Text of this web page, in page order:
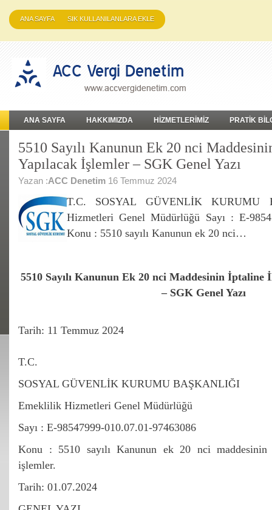
ANA SAYFA SIK KULLANILANLARA EKLE
ANA SAYFA HAKKIMIZDA HİZMETLERİMİZ PRATİK
5510 Sayılı Kanunun Ek 20 nci
Yapılacak İşlemler – SGK Genel Yazı
Yazan :ACC Denetim 16 Temmuz 2024
T.C. SOSYAL GÜVENLİK KURUMU
Hizmetleri Genel Müdürlüğü Sayı : E-
Konu : 5510 sayılı Kanunun ek 20 nci…
5510 Sayılı Kanunun Ek 20 nci Maddesinin İptaline
– SGK Genel Yazı
Tarih: 11 Temmuz 2024
T.C.
SOSYAL GÜVENLİK KURUMU BAŞKANLIĞI
Emeklilik Hizmetleri Genel Müdürlüğü
Sayı : E-98547999-010.07.01-97463086
Konu : 5510 sayılı Kanunun ek 20 nci
işlemler.
Tarih: 01.07.2024